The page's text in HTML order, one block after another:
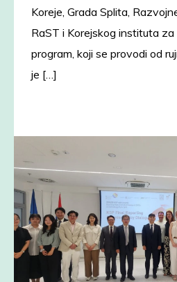
Koreje, Grada Splita,
RaST i Korejskog instituta za
program, koji se provodi od
je […]